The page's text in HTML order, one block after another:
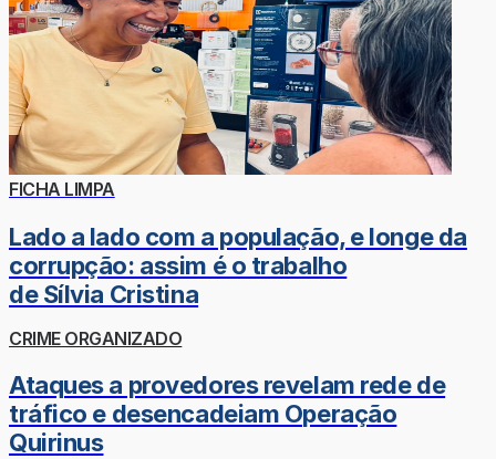
FICHA LIMPA
Lado a lado com a população, e longe da
corrupção: assim é o trabalho
de Sílvia Cristina
CRIME ORGANIZADO
Ataques a provedores revelam rede de
tráfico e desencadeiam Operação
Quirinus